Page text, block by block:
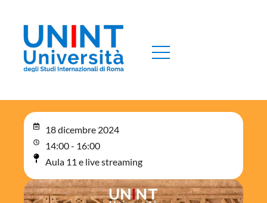
18 dicembre 2024
14:00 - 16:00
Aula 11 e live streaming